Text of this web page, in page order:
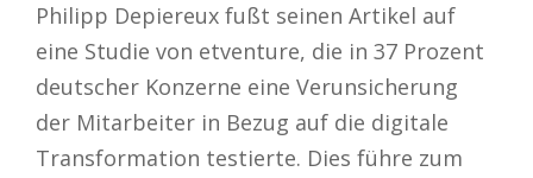
Philipp Depiereux fußt seinen Artikel auf
eine Studie von etventure, die in 37 Prozent
deutscher Konzerne eine Verunsicherung
der Mitarbeiter in Bezug auf die digitale
Transformation testierte. Dies führe zum